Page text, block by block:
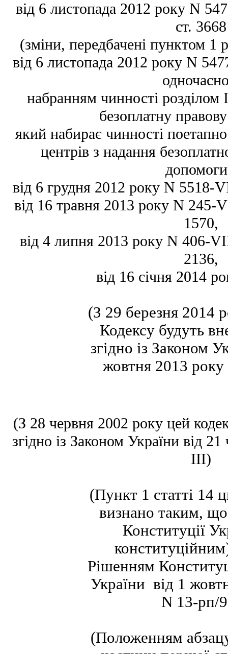
від 6 листопада 2012 року N
ст. 3668
(зміни, передбачені пунктом 1
від 6 листопада 2012 року N
набранням чинності
безоплатну
який набирає чинності
центрів з надання
від 6 грудня 2012 року N
від 16 травня 2013 року N
1570,
від 4 липня 2013 року N 406-
2136,
від 16 січня 2014
(З 29 березня 2014
Кодексу будуть
згідно із Законом
жовтня 2013
(З 28 червня 2002 року цей
згідно із Законом України від
III)
(Пункт 1 статті 14
визнано таким, що
Конституції
Рішенням
України від 1
N 13-рп/
(Положенням